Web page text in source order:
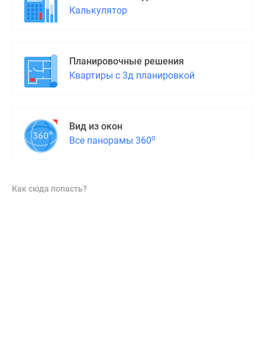
Калькулятор
Планировочные решения
Квартиры с 3д планировкой
Вид из окон
Все панорамы 360о
Как сюда попасть?